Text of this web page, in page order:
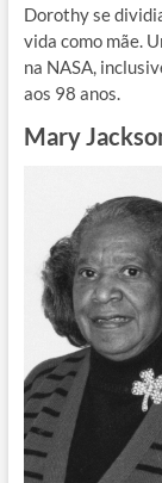
Dorothy se
vida como mãe.
na NASA,
aos 98 anos.
Mary